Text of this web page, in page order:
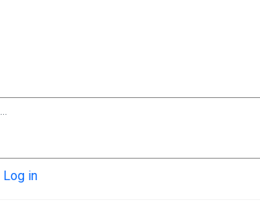
Log in